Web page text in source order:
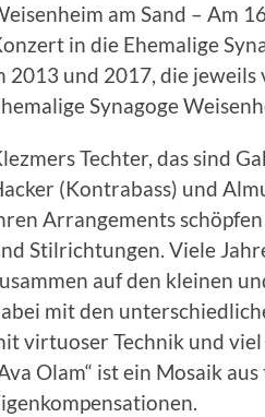
am Sand – Am
in die Ehemalige
2013 und 2017, die
Synagoge
Techter, das sind
(Kontrabass) und
Arrangements
Stilrichtungen. Viele
auf den kleinen
mit den
virtuoser Technik und
Olam“ ist ein Mosaik